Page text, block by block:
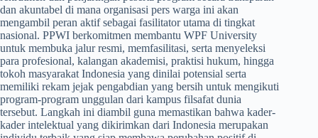
dan akuntabel di mana organisasi pers warga ini akan
mengambil peran aktif sebagai fasilitator utama di tingkat
nasional. PPWI berkomitmen membantu WPF University
untuk membuka jalur resmi, memfasilitasi, serta menyeleksi
para profesional, kalangan akademisi, praktisi hukum, hingga
tokoh masyarakat Indonesia yang dinilai potensial serta
memiliki rekam jejak pengabdian yang bersih untuk mengikuti
program-program unggulan dari kampus filsafat dunia
tersebut. Langkah ini diambil guna memastikan bahwa kader-
kader intelektual yang dikirimkan dari Indonesia merupakan